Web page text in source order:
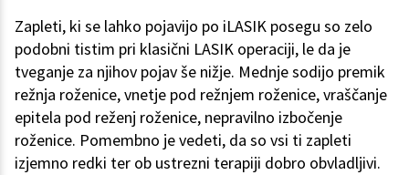
Zapleti, ki se lahko pojavijo po iLASIK posegu so zelo
podobni tistim pri klasični LASIK operaciji, le da je
tveganje za njihov pojav še nižje. Mednje sodijo premik
režnja roženice, vnetje pod režnjem roženice, vraščanje
epitela pod reženj roženice, nepravilno izbočenje
roženice. Pomembno je vedeti, da so vsi ti zapleti
izjemno redki ter ob ustrezni terapiji dobro obvladljivi.